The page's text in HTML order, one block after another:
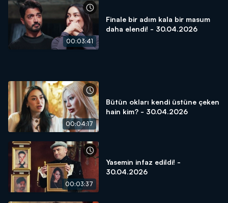
00:03:41
Finale bir adım kala bir masum
daha elendi! - 30.04.2026
00:04:17
Bütün okları kendi üstüne çeken
hain kim? - 30.04.2026
00:03:37
Yasemin infaz edildi! -
30.04.2026